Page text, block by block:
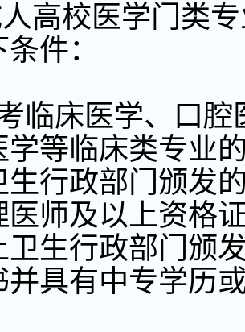
高校医学门类
件：
考临床医学、口
学等临床类专业
生行政部门颁发
医师及以上资格
卫生行政部门颁
并具有中专学历